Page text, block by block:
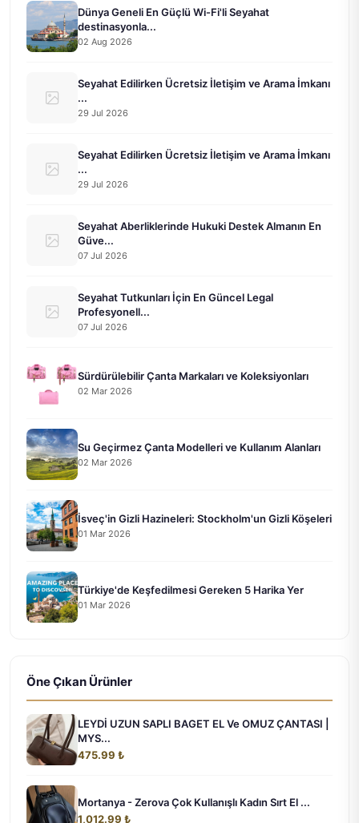
Dünya Geneli En Güçlü Wi-Fi'li Seyahat
destinasyonla...
02 Aug 2026
Seyahat Edilirken Ücretsiz İletişim ve Arama İmkanı
...
29 Jul 2026
Seyahat Edilirken Ücretsiz İletişim ve Arama İmkanı
...
29 Jul 2026
Seyahat Aberliklerinde Hukuki Destek Almanın En
Güve...
07 Jul 2026
Seyahat Tutkunları İçin En Güncel Legal
Profesyonell...
07 Jul 2026
Sürdürülebilir Çanta Markaları ve Koleksiyonları
02 Mar 2026
Su Geçirmez Çanta Modelleri ve Kullanım Alanları
02 Mar 2026
İsveç'in Gizli Hazineleri: Stockholm'un Gizli Köşeleri
01 Mar 2026
Türkiye'de Keşfedilmesi Gereken 5 Harika Yer
01 Mar 2026
Öne Çıkan Ürünler
LEYDİ UZUN SAPLI BAGET EL Ve OMUZ ÇANTASI |
MYS...
475.99 ₺
Mortanya - Zerova Çok Kullanışlı Kadın Sırt El ...
1,012.99 ₺